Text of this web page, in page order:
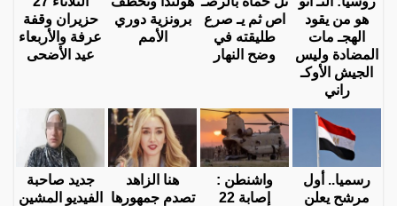
هو من يقود
الهجـ مات
المضادة وليس
الجيش الأوكـ
راني
اص ثم يـ صرع
طليقته في
وضح النهار
برونزية دوري
الأمم
حزيران وقفة
عرفة والأربعاء
عيد الأضحى
رسميا.. أول
مرشح يعلن
واشنطن :
إصابة 22
هنا الزاهد
تصدم جمهورها
جديد صاحبة
الفيديو المشين